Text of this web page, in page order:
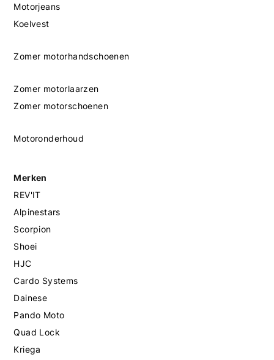
Motorjeans
Koelvest
Zomer motorhandschoenen
Zomer motorlaarzen
Zomer motorschoenen
Motoronderhoud
Merken
REV'IT
Alpinestars
Scorpion
Shoei
HJC
Cardo Systems
Dainese
Pando Moto
Quad Lock
Kriega